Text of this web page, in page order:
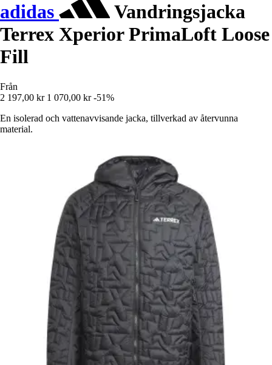
adidas
Vandringsjacka
Terrex Xperior PrimaLoft Loose
Fill
Från
2 197,00 kr 1 070,00 kr -51%
En isolerad och vattenavvisande jacka, tillverkad av återvunna
material.